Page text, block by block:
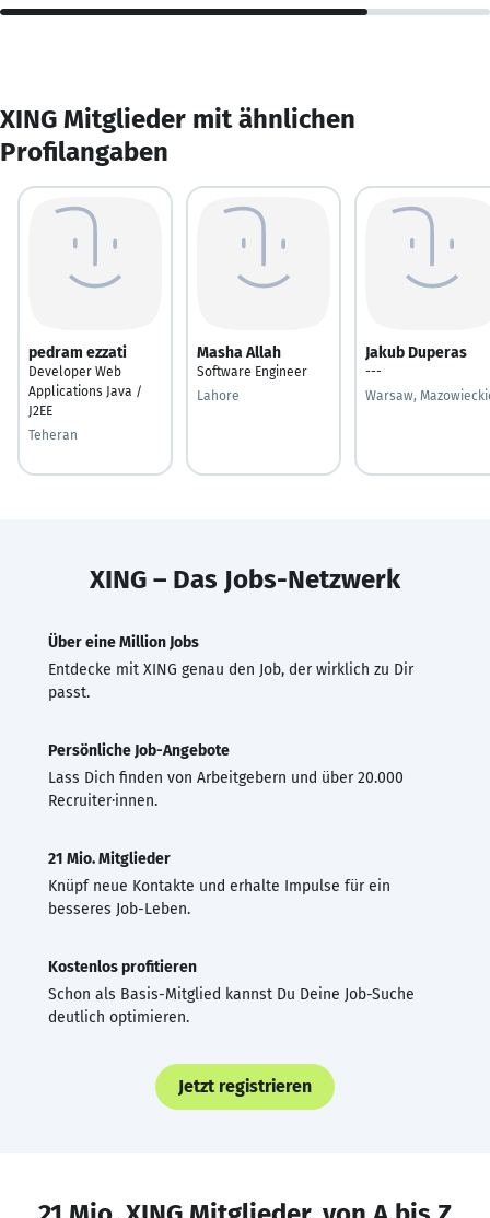
XING Mitglieder mit ähnlichen
Profilangaben
pedram ezzati
Developer Web
Applications Java /
J2EE
Teheran
Masha Allah
Software Engineer
Lahore
Jakub Duperas
---
Warsaw,
XING – Das Jobs-Netzwerk
Über eine Million Jobs
Entdecke mit XING genau den Job, der wirklich zu Dir
passt.
Persönliche Job-Angebote
Lass Dich finden von Arbeitgebern und über 20.000
Recruiter·innen.
21 Mio. Mitglieder
Knüpf neue Kontakte und erhalte Impulse für ein
besseres Job-Leben.
Kostenlos profitieren
Schon als Basis-Mitglied kannst Du Deine Job-Suche
deutlich optimieren.
Jetzt registrieren